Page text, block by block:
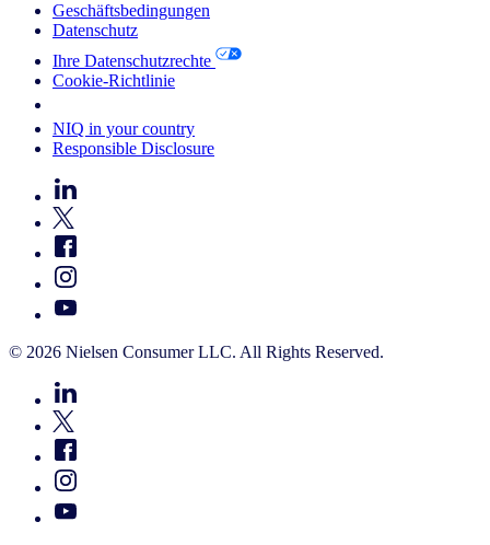
Geschäftsbedingungen
Datenschutz
Ihre Datenschutzrechte
Cookie-Richtlinie
NIQ in your country
Responsible Disclosure
© 2026 Nielsen Consumer LLC. All Rights Reserved.